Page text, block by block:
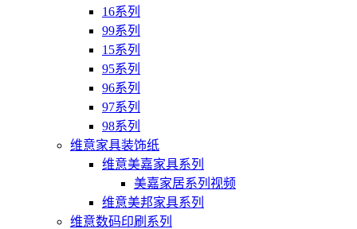
16系列
99系列
15系列
95系列
96系列
97系列
98系列
维意家具装饰纸
维意美嘉家具系列
美嘉家居系列视频
维意美邦家具系列
维意数码印刷系列